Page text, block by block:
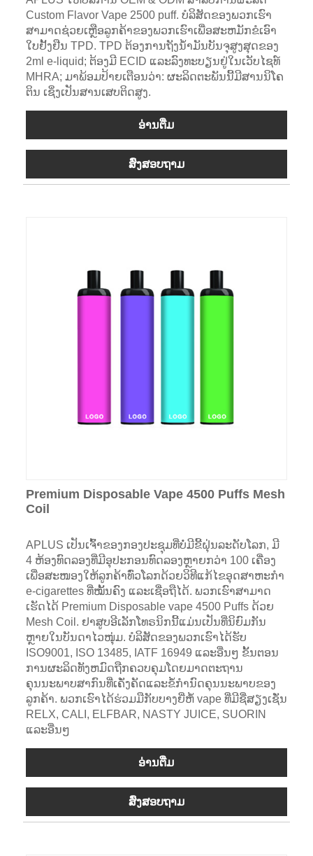
Custom Flavor Vape 2500 puff. ບໍລິສັດຂອງພວກເຮົາ
ສາມາດຊ່ວຍເຫຼືອລູກຄ້າຂອງພວກເຮົາເພື່ອສະຫມັກຂໍເອົາ
ໃບຢັ້ງຢືນ TPD. TPD ຕ້ອງການຖັງນ້ໍາມັນບັນຈຸສູງສຸດຂອງ
2ml e-liquid; ຕ້ອງມີ ECID ແລະລົງທະບຽນຢູ່ໃນເວັບໄຊທ໌
MHRA; ມາພ້ອມປ້າຍເຕືອນວ່າ: ຜະລິດຕະພັນນີ້ມີສານນິໂຄ
ຕິນ ເຊິ່ງເປັນສານເສບຕິດສູງ.
ອ່ານ​ຕື່ມ
ສົ່ງສອບຖາມ
Premium Disposable Vape 4500 Puffs Mesh
Coil
APLUS ເປັນເຈົ້າຂອງກອງປະຊຸມທີ່ບໍ່ມີຂີ້ຝຸ່ນລະດັບໂລກ, ມີ
4 ຫ້ອງທົດລອງທີ່ມີອຸປະກອນທົດລອງຫຼາຍກວ່າ 100 ເຄື່ອງ
ເພື່ອສະໜອງໃຫ້ລູກຄ້າທົ່ວໂລກດ້ວຍວິທີແກ້ໄຂອຸດສາຫະກຳ
e-cigarettes ທີ່ໝັ້ນຄົງ ແລະເຊື່ອຖືໄດ້. ພວກເຮົາສາມາດ
ເຮັດໄດ້ Premium Disposable vape 4500 Puffs ດ້ວຍ
Mesh Coil. ຢາສູບອີເລັກໂທຣນິກນີ້ແມ່ນເປັນທີ່ນິຍົມກັນ
ຫຼາຍໃນບັນດາໄວໜຸ່ມ. ບໍລິສັດຂອງພວກເຮົາໄດ້ຮັບ
ISO9001, ISO 13485, IATF 16949 ແລະອື່ນໆ ຂັ້ນຕອນ
ການຜະລິດທັງຫມົດຖືກຄວບຄຸມໂດຍມາດຕະຖານ
ຄຸນນະພາບສາກົນທີ່ເຄັ່ງຄັດແລະຂໍ້ກໍານົດຄຸນນະພາບຂອງ
ລູກຄ້າ. ພວກເຮົາໄດ້ຮ່ວມມືກັບບາງຍີ່ຫໍ້ vape ທີ່ມີຊື່ສຽງເຊັ່ນ
RELX, CALI, ELFBAR, NASTY JUICE, SUORIN
ແລະອື່ນໆ
ອ່ານ​ຕື່ມ
ສົ່ງສອບຖາມ